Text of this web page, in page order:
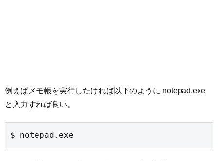
例えばメモ帳を実行したければ以下のように notepad.exe
と入力すれば良い。
$ notepad.exe